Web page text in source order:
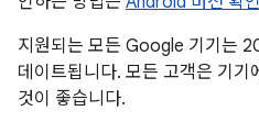
지원되는 모든 Google 기기는
데이트됩니다. 모든 고객은 기기
것이 좋습니다.